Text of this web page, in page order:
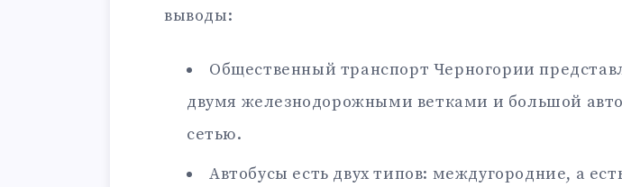
выводы:
Общественный транспорт Черногории
двумя железнодорожными ветками и большой
сетью.
Автобусы есть двух типов: междугородние, а